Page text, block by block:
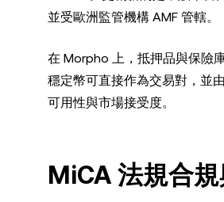
並受歐洲監管機構 AMF 管轄。
在 Morpho 上，抵押品與保險
穩定幣可直接作為交易對，並
可用性與市場接受度。
MiCA 法規合